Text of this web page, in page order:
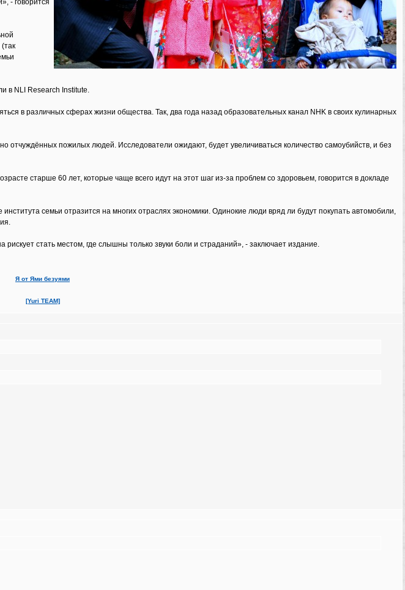
- говорится
в NLI Research Institute.
в различных сферах жизни общества. Так, два года назад образовательных канал NHK в своих кулинарных
отчуждённых пожилых людей. Исследователи ожидают, будет увеличиваться количество самоубийств, и без
старше 60 лет, которые чаще всего идут на этот шаг из-за проблем со здоровьем, говорится в докладе
семьи отразится на многих отраслях экономики. Одинокие люди вряд ли будут покупать автомобили,
стать местом, где слышны только звуки боли и страданий», - заключает издание.
Я от Ями безуями
[Yuri TEAM]